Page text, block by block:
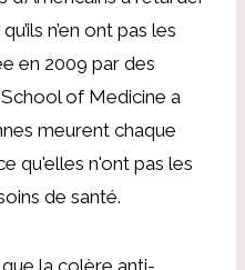
n’en ont pas les
en 2009 par des
of Medicine a
meurent chaque
qu'elles n'ont pas les
de santé.
que la colère anti-